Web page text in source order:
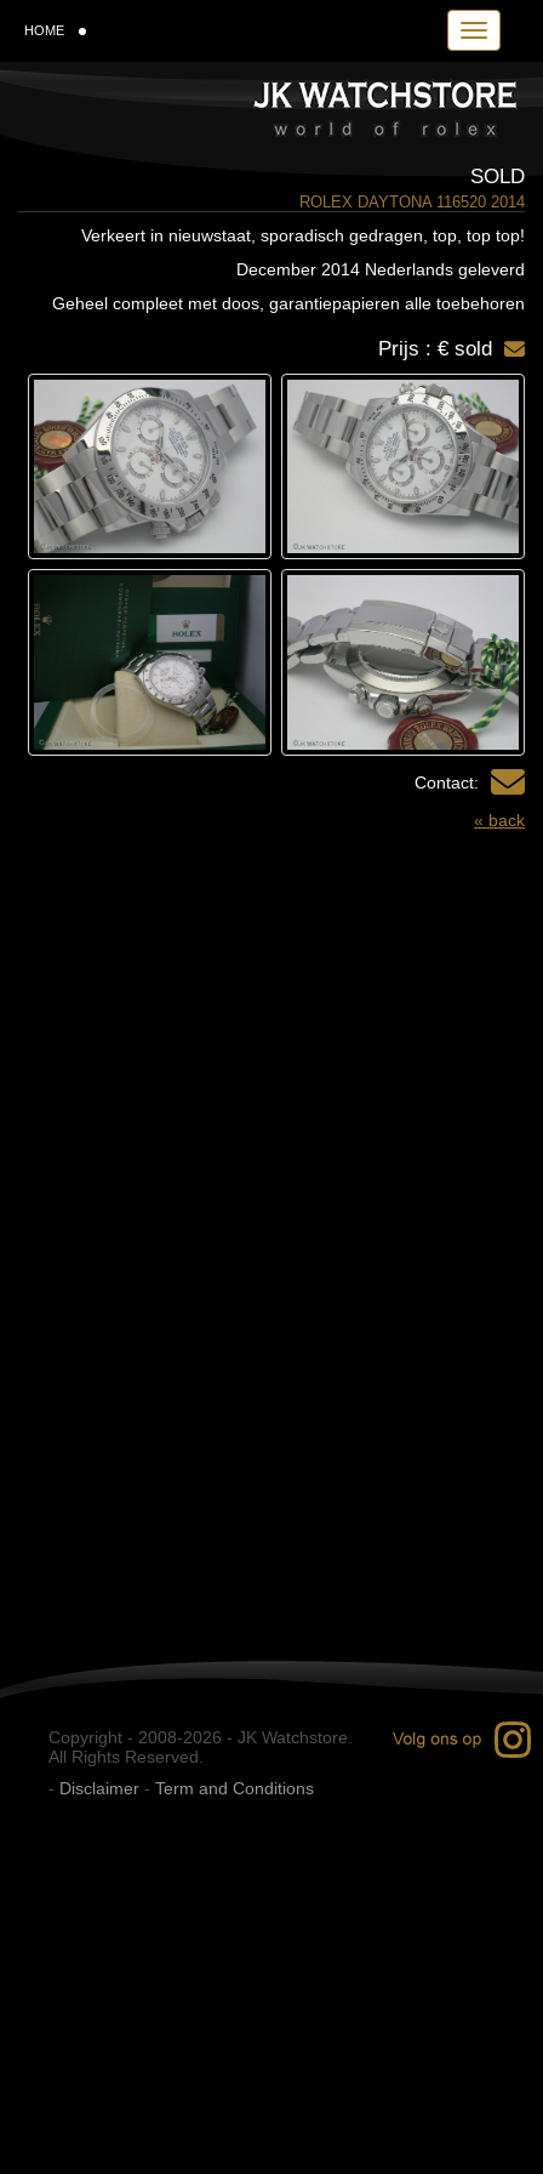
Toggle
HOME
SOLD
ROLEX DAYTONA 116520 2014
Verkeert in nieuwstaat, sporadisch gedragen, top, top top!
December 2014 Nederlands geleverd
Geheel compleet met doos, garantiepapieren alle toebehoren
Prijs : € sold
Contact:
« back
Copyright - 2008-2026 - JK Watchstore.
All Rights Reserved.
- Disclaimer - Term and Conditions